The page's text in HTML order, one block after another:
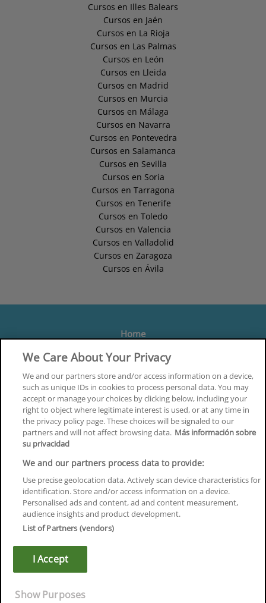
Cursos en Illes Balears
Cursos en Jaén
Cursos en La Rioja
Cursos en Las Palmas
Cursos en León
Cursos en Lleida
Cursos en Madrid
Cursos en Murcia
Cursos en Málaga
Cursos en Navarra
Cursos en Pontevedra
Cursos en Salamanca
Cursos en Sevilla
Cursos en Soria
Cursos en Tarragona
Cursos en Tenerife
Cursos en Toledo
Cursos en Valencia
Cursos en Valladolid
Cursos en Zaragoza
Cursos en Ávila
Home
Formación
Centros
Orientación
Quiénes somos
Contacta
Política de Privacidad
Política de Cookies
Canal Ético
¡Síguenos!
Infoempleo
We Care About Your Privacy
We and our partners store and/or access information on a device,
such as unique IDs in cookies to process personal data. You may
accept or manage your choices by clicking below, including your
right to object where legitimate interest is used, or at any time in
the privacy policy page. These choices will be signaled to our
partners and will not affect browsing data. Más información sobre
su privacidad
We and our partners process data to provide:
Use precise geolocation data. Actively scan device characteristics for
identification. Store and/or access information on a device.
Personalised ads and content, ad and content measurement,
audience insights and product development.
List of Partners (vendors)
I Accept
Show Purposes